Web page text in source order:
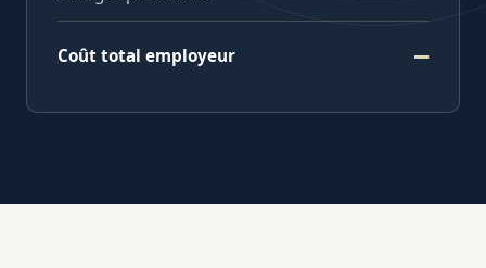
Coût total employeur —